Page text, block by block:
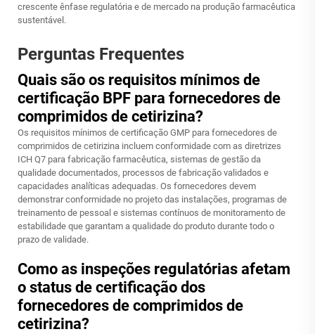
crescente ênfase regulatória e de mercado na produção farmacêutica
sustentável.
Perguntas Frequentes
Quais são os requisitos mínimos de
certificação BPF para fornecedores de
comprimidos de cetirizina?
Os requisitos mínimos de certificação GMP para fornecedores de
comprimidos de cetirizina incluem conformidade com as diretrizes
ICH Q7 para fabricação farmacêutica, sistemas de gestão da
qualidade documentados, processos de fabricação validados e
capacidades analíticas adequadas. Os fornecedores devem
demonstrar conformidade no projeto das instalações, programas de
treinamento de pessoal e sistemas contínuos de monitoramento de
estabilidade que garantam a qualidade do produto durante todo o
prazo de validade.
Como as inspeções regulatórias afetam
o status de certificação dos
fornecedores de comprimidos de
cetirizina?